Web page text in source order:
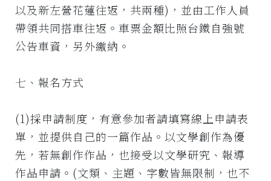
以及新左營花蓮往返，共兩種)，並由工作人員
帶領共同搭車往返。車票金額比照台鐵自強號
公告車資，另外繳納。
七、報名方式
(1)採申請制度，有意參加者請填寫線上申請表
單，並提供自己的一篇作品。以文學創作為優
先，若無創作作品，也接受以文學研究、報導
作品申請。(文類、主題、字數皆無限制，也不